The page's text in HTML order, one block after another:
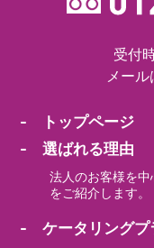
受付
メー
- トップページ
- 選ばれる理由
法人のお客様を
をご紹介します。
- ケータリングプ